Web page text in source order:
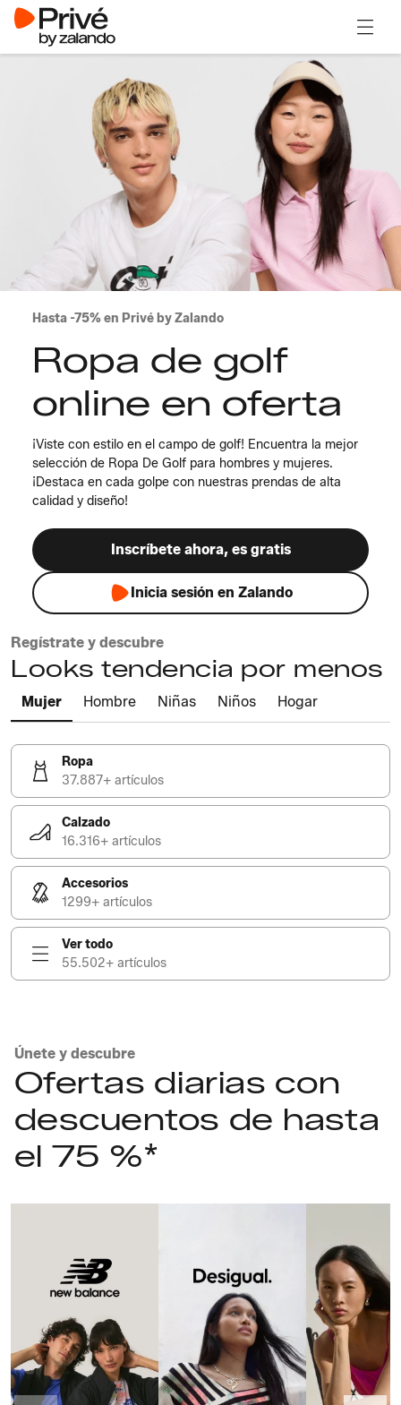
Hasta -75% en Privé by Zalando
Ropa de golf
online en oferta
¡Viste con estilo en el campo de golf! Encuentra la mejor
selección de Ropa De Golf para hombres y mujeres.
¡Destaca en cada golpe con nuestras prendas de alta
calidad y diseño!
Inscríbete ahora, es gratis
Inicia sesión en Zalando
Regístrate y descubre
Looks tendencia por menos
Mujer Hombre Niñas Niños Hogar
Ropa
37.887+ artículos
Calzado
16.316+ artículos
Accesorios
1299+ artículos
Ver todo
55.502+ artículos
Únete y descubre
Ofertas diarias con
descuentos de hasta
el 75 %*